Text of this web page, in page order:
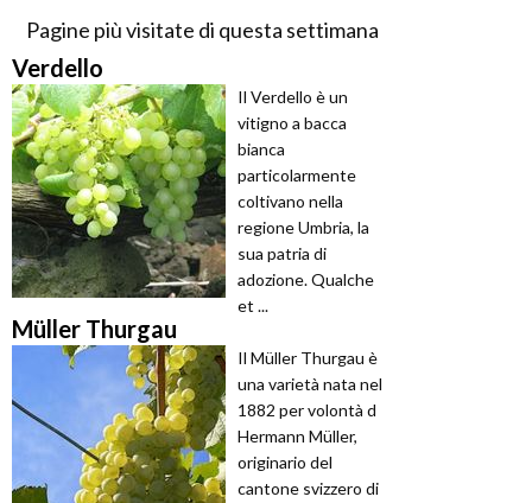
Pagine più visitate di questa settimana
Verdello
Il Verdello è un
vitigno a bacca
bianca
particolarmente
coltivano nella
regione Umbria, la
sua patria di
adozione. Qualche
et ...
Müller Thurgau
Il Müller Thurgau è
una varietà nata nel
1882 per volontà d
Hermann Müller,
originario del
cantone svizzero di